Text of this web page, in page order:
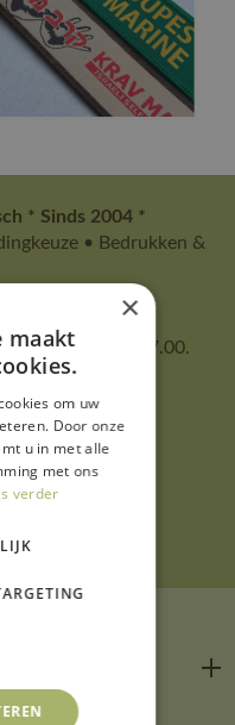
* Sinds 2004 *
• Bedrukken &
van 9.00 tot 17.00.
een mail
gegevens
×
maakt
om uw
Door onze
u in met alle
met ons
verder